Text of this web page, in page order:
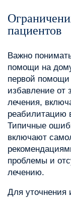
пациентов
Важно
помощи на
первой помощи
избавление от
лечения,
реабилитацию
Типичные
включают
проблемы и
лечению.
Для уточнения